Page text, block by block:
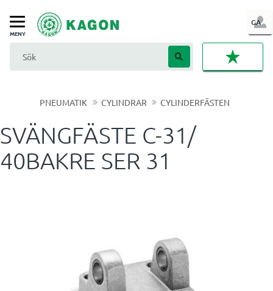
Meny
GA
IN
PNEUMATIK CYLINDRAR CYLINDERFÄSTEN
SVÄNGFÄSTE C-31/
40BAKRE SER 31